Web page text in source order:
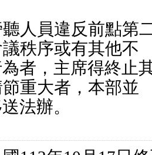
聽人員違反前點第
秩序或有其他不
重大者，本部並